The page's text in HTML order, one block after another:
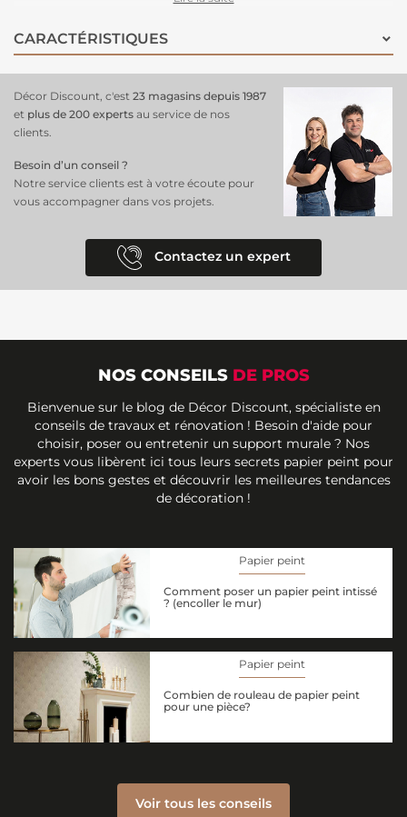
murs, idéal pour ceux qui recherchent une
dynamique. Facile à poser grâce à son matériau intissé, il transforme
CARACTÉRISTIQUES
Décor Discount, c'est 23 magasins depuis 1987
et plus de 200 experts au service de nos
clients.
Besoin d’un conseil ?
Notre service clients est à votre écoute pour
vous accompagner dans vos projets.
Contactez un expert
NOS CONSEILS DE PROS
Bienvenue sur le blog de Décor Discount, spécialiste en
conseils de travaux et rénovation ! Besoin d'aide pour
choisir, poser ou entretenir un support murale ? Nos
experts vous libèrent ici tous leurs secrets papier peint pour
avoir les bons gestes et découvrir les meilleures tendances
de décoration !
Papier peint
Comment poser un papier peint intissé
? (encoller le mur)
Papier peint
Combien de rouleau de papier peint
pour une pièce?
Voir tous les conseils